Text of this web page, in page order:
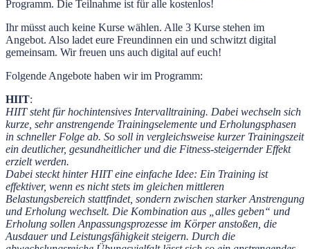
Programm. Die Teilnahme ist für alle kostenlos!
Ihr müsst auch keine Kurse wählen. Alle 3 Kurse stehen im
Angebot. Also ladet eure Freundinnen ein und schwitzt digital
gemeinsam. Wir freuen uns auch digital auf euch!
Folgende Angebote haben wir im Programm:
HIIT:
HIIT steht für hochintensives Intervalltraining. Dabei wechseln sich
kurze, sehr anstrengende Trainingselemente und Erholungsphasen
in schneller Folge ab. So soll in vergleichsweise kurzer Trainingszeit
ein deutlicher, gesundheitlicher und die Fitness-steigernder Effekt
erzielt werden.
Dabei steckt hinter HIIT eine einfache Idee: Ein Training ist
effektiver, wenn es nicht stets im gleichen mittleren
Belastungsbereich stattfindet, sondern zwischen starker Anstrengung
und Erholung wechselt. Die Kombination aus „alles geben“ und
Erholung sollen Anpassungsprozesse im Körper anstoßen, die
Ausdauer und Leistungsfähigkeit steigern. Durch die